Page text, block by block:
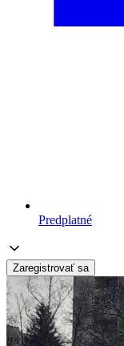
Predplatné
Zaregistrovať sa